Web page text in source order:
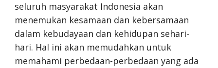
seluruh masyarakat Indonesia akan
menemukan kesamaan dan kebersamaan
dalam kebudayaan dan kehidupan sehari-
hari. Hal ini akan memudahkan untuk
memahami perbedaan-perbedaan yang ada